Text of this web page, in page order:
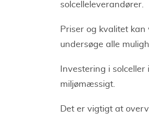
solcelleleverandører.
Priser og kvalitet
undersøge alle
Investering i
miljømæssigt.
Det er vigtigt at